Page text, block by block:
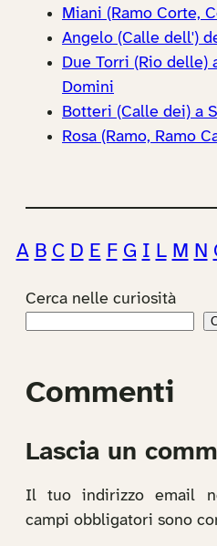
Miani (Ramo Corte,
Angelo (Calle dell')
Due Torri (Rio delle)
Domini
Botteri (Calle dei) a
Rosa (Ramo, Ramo
A B C D E F G I L M N
Cerca nelle curiosità
Commenti
Lascia un
Il tuo indirizzo email
campi obbligatori sono